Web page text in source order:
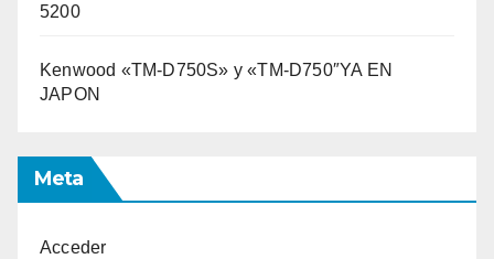
5200
Kenwood «TM-D750S» y «TM-D750″YA EN
JAPON
Meta
Acceder